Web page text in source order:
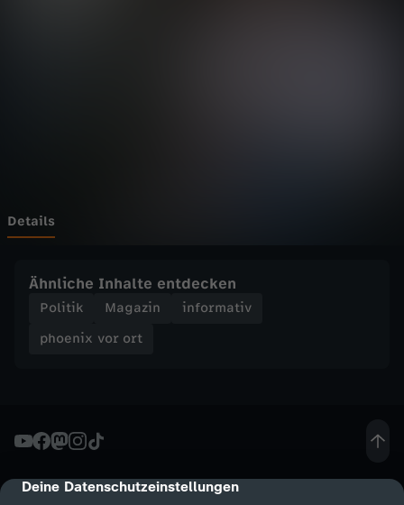
cmp-dialog-description
Deine Datenschutzeinstellungen
t
K
s
e
Details
Ähnliche Inhalte entdecken
Politik Magazin
informativ
phoenix vor ort